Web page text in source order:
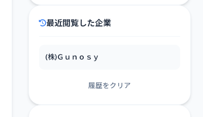
最近閲覧した企業
(株)Ｇｕｎｏｓｙ
履歴をクリア